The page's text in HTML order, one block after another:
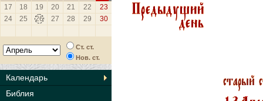
17
18 19 20 21 22
23
24
25 26 27 28 29 30
Ст. ст.
Нов. ст.
Календарь
Библия